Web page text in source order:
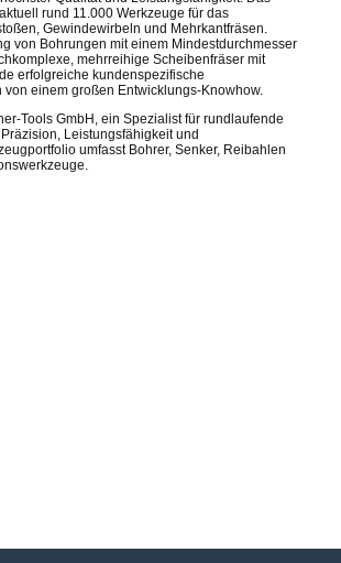
rund 11.000 Werkzeuge für das
Gewindewirbeln und Mehrkantfräsen.
von Bohrungen mit einem Mindestdurchmesser
mehrreihige Scheibenfräser mit
erfolgreiche kundenspezifische
einem großen Entwicklungs-Knowhow.
Tools GmbH, ein Spezialist für rundlaufende
Leistungsfähigkeit und
umfasst Bohrer, Senker, Reibahlen